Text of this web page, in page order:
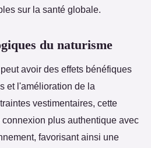
sur la santé globale.
du naturisme
peut avoir des effets bénéfiques
et l'amélioration de la
vestimentaires, cette
plus authentique avec
favorisant ainsi une